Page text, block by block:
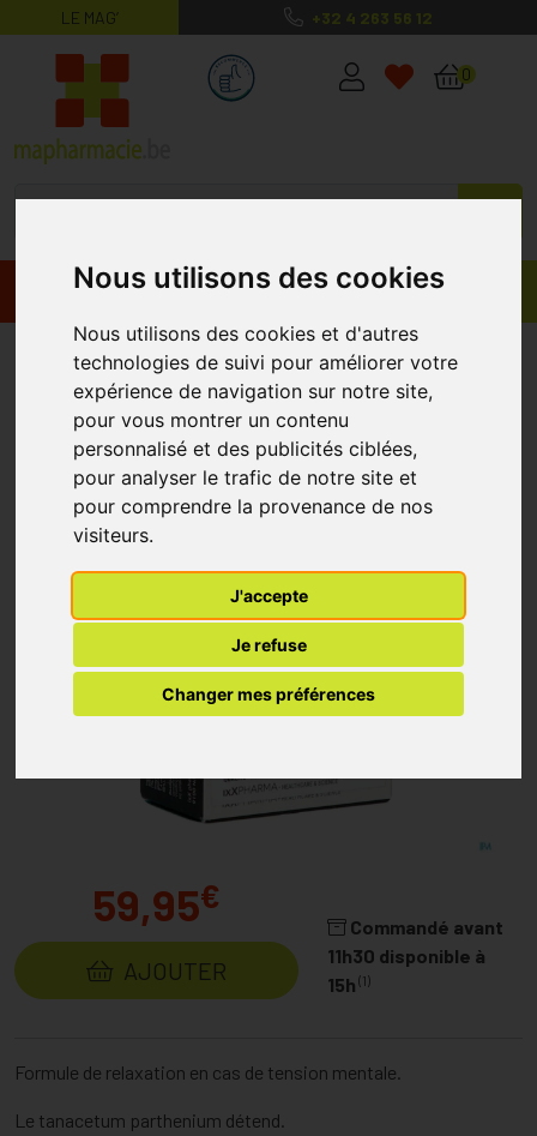
Nous utilisons des cookies
Nous utilisons des cookies et d'autres
technologies de suivi pour améliorer votre
expérience de navigation sur notre site,
pour vous montrer un contenu
personnalisé et des publicités ciblées,
pour analyser le trafic de notre site et
pour comprendre la provenance de nos
visiteurs.
J'accepte
Je refuse
Changer mes préférences
LE MAG’ +32 4 263 56 12
MaPharmacie.be ma santé, mes
0
Promos Produits
Megrixx Comprimés 60 IXX PHARMA
59,95€
AJOUTER
Commandé avant
11h30 disponible à
15h (1)
Formule de relaxation en cas de tension mentale.
Le tanacetum parthenium détend.